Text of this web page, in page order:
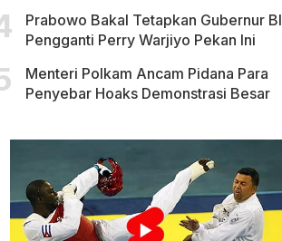
Prabowo Bakal Tetapkan Gubernur BI
Pengganti Perry Warjiyo Pekan Ini
Menteri Polkam Ancam Pidana Para
Penyebar Hoaks Demonstrasi Besar